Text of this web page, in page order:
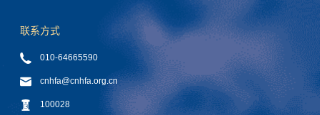
联系方式
010-64665590
cnhfa@cnhfa.org.cn
100028